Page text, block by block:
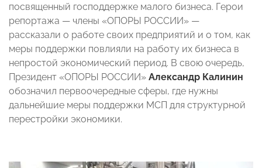
посвященный господдержке малого бизнеса. Герои
репортажа — члены «ОПОРЫ РОССИИ» —
рассказали о работе своих предприятий и о том, как
меры поддержки повлияли на работу их бизнеса в
непростой экономический период. В свою очередь,
Президент «ОПОРЫ РОССИИ» Александр Калинин
обозначил первоочередные сферы, где нужны
дальнейшие меры поддержки МСП для структурной
перестройки экономики.